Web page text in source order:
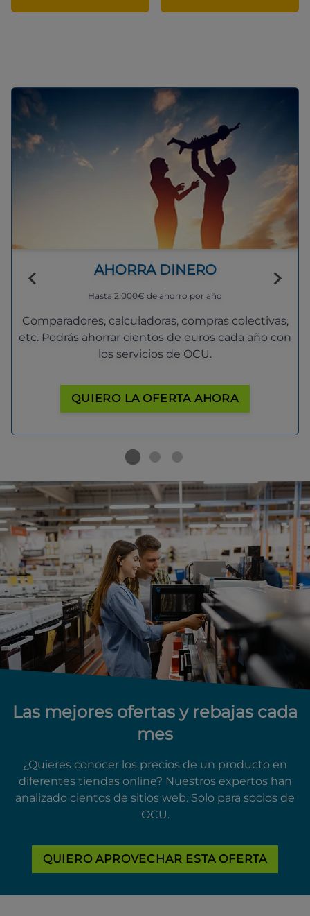
AHORRA DINERO
Hasta 2.000€ de ahorro por año
Comparadores, calculadoras, compras colectivas,
etc. Podrás ahorrar cientos de euros cada año con
los servicios de OCU.
QUIERO LA OFERTA AHORA
Las mejores ofertas y rebajas cada
mes
¿Quieres conocer los precios de un producto en
diferentes tiendas online? Nuestros expertos han
analizado cientos de sitios web. Solo para socios de
OCU.
QUIERO APROVECHAR ESTA OFERTA